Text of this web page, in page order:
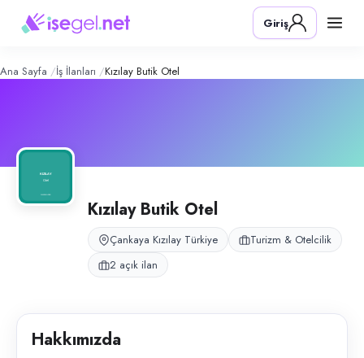
Butik Otel – Şirket Profili
Konum:
Kızılay Butik Otel, Ankara Kızılay’da konaklama ve kat hizmetleri
Kat Görevlisi (Bayan)
Giriş
Ana Sayfa İş İlanları Kızılay Butik Otel
Kızılay Butik Otel
Çankaya Kızılay Türkiye
Turizm & Otelcilik
2 açık ilan
Hakkımızda